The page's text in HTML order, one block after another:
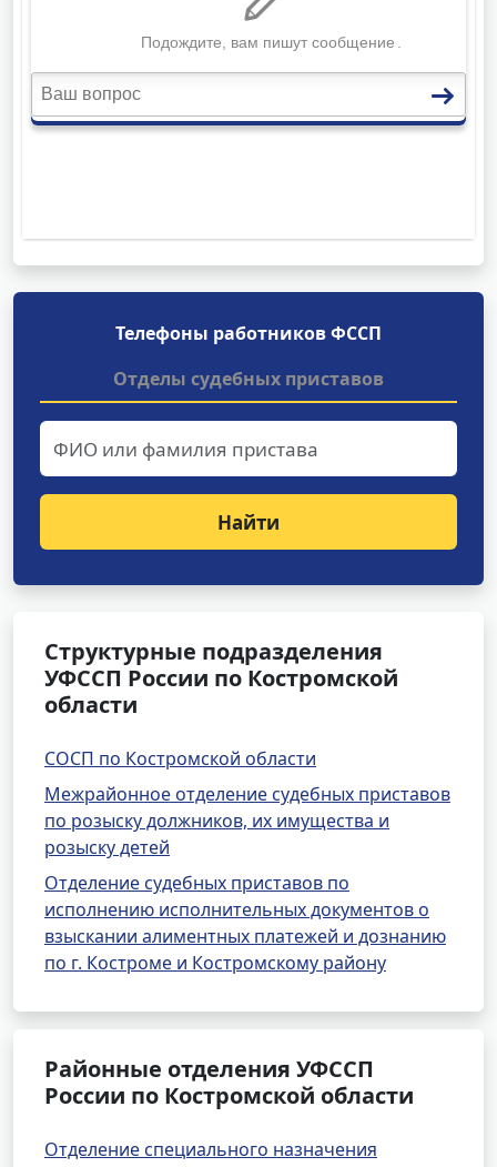
Телефоны работников ФССП
Отделы судебных приставов
Найти
Структурные подразделения
УФССП России по Костромской
области
СОСП по Костромской области
Межрайонное отделение судебных приставов
по розыску должников, их имущества и
розыску детей
Отделение судебных приставов по
исполнению исполнительных документов о
взыскании алиментных платежей и дознанию
по г. Костроме и Костромскому району
Районные отделения УФССП
России по Костромской области
Отделение специального назначения